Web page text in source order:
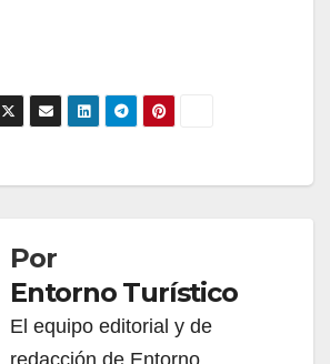
Por
Entorno Turístico
El equipo editorial y de